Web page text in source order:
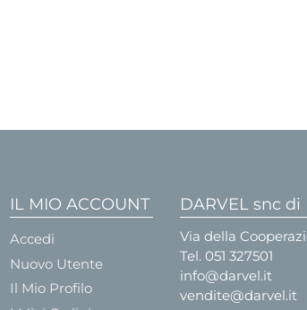
IL MIO ACCOUNT
Accedi
Nuovo Utente
Il Mio Profilo
DARVEL snc
Via della
Tel. 051 327501
info@darvel.it
vendite@darvel.it